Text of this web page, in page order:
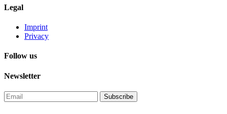
Legal
Imprint
Privacy
Follow us
Newsletter
Subscribe